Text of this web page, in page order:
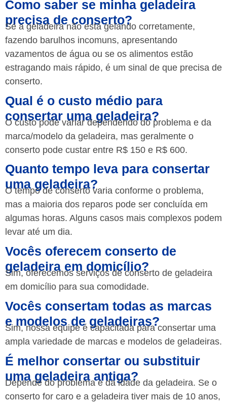
Como saber se minha geladeira
precisa de conserto?
Se a geladeira não está gelando corretamente,
fazendo barulhos incomuns, apresentando
vazamentos de água ou se os alimentos estão
estragando mais rápido, é um sinal de que precisa de
conserto.
Qual é o custo médio para
consertar uma geladeira?
O custo pode variar dependendo do problema e da
marca/modelo da geladeira, mas geralmente o
conserto pode custar entre R$ 150 e R$ 600.
Quanto tempo leva para consertar
uma geladeira?
O tempo de conserto varia conforme o problema,
mas a maioria dos reparos pode ser concluída em
algumas horas. Alguns casos mais complexos podem
levar até um dia.
Vocês oferecem conserto de
geladeira em domicílio?
Sim, oferecemos serviços de conserto de geladeira
em domicílio para sua comodidade.
Vocês consertam todas as marcas
e modelos de geladeiras?
Sim, nossa equipe é capacitada para consertar uma
ampla variedade de marcas e modelos de geladeiras.
É melhor consertar ou substituir
uma geladeira antiga?
Depende do problema e da idade da geladeira. Se o
conserto for caro e a geladeira tiver mais de 10 anos,